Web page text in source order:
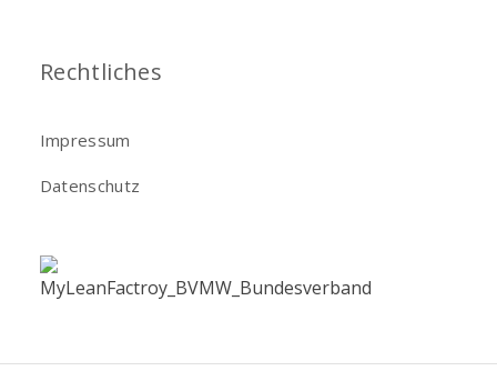
Rechtliches
Impressum
Datenschutz